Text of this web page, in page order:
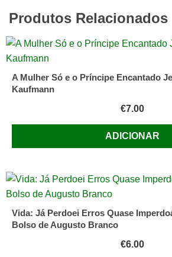
autora,
preço
por
Produtos Relacionados
A Mulher Só e o Príncipe Encantado
Kaufmann
€7.00
ADICIONAR
Vida: Já Perdoei Erros Quase
Bolso de Augusto Branco
€6.00